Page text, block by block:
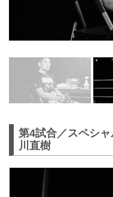
第4試合／スペシ
川直樹